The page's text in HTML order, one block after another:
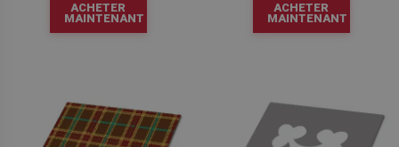
ACHETER
MAINTENANT
ACHETER
MAINTENANT